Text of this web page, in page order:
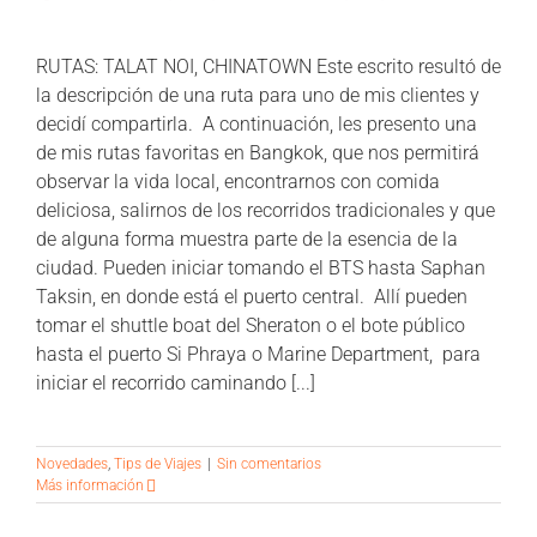
RUTAS: TALAT NOI, CHINATOWN Este escrito resultó de
la descripción de una ruta para uno de mis clientes y
decidí compartirla. A continuación, les presento una
de mis rutas favoritas en Bangkok, que nos permitirá
observar la vida local, encontrarnos con comida
deliciosa, salirnos de los recorridos tradicionales y que
de alguna forma muestra parte de la esencia de la
ciudad. Pueden iniciar tomando el BTS hasta Saphan
Taksin, en donde está el puerto central. Allí pueden
tomar el shuttle boat del Sheraton o el bote público
hasta el puerto Si Phraya o Marine Department, para
iniciar el recorrido caminando [...]
Novedades, Tips de Viajes
Sin comentarios
Más información